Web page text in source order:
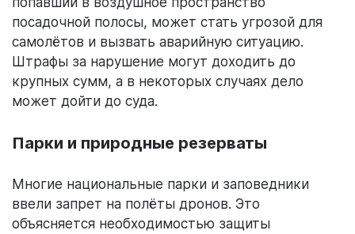
посадочной полосы, может стать угрозой для
самолётов и вызвать аварийную ситуацию.
Штрафы за нарушение могут доходить до
крупных сумм, а в некоторых случаях дело
может дойти до суда.
Парки и природные резерваты
Многие национальные парки и заповедники
ввели запрет на полёты дронов. Это
объясняется необходимостью защиты